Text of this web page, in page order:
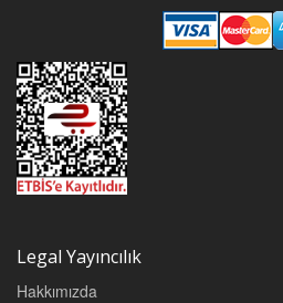
Legal Yayıncılık
Hakkımızda